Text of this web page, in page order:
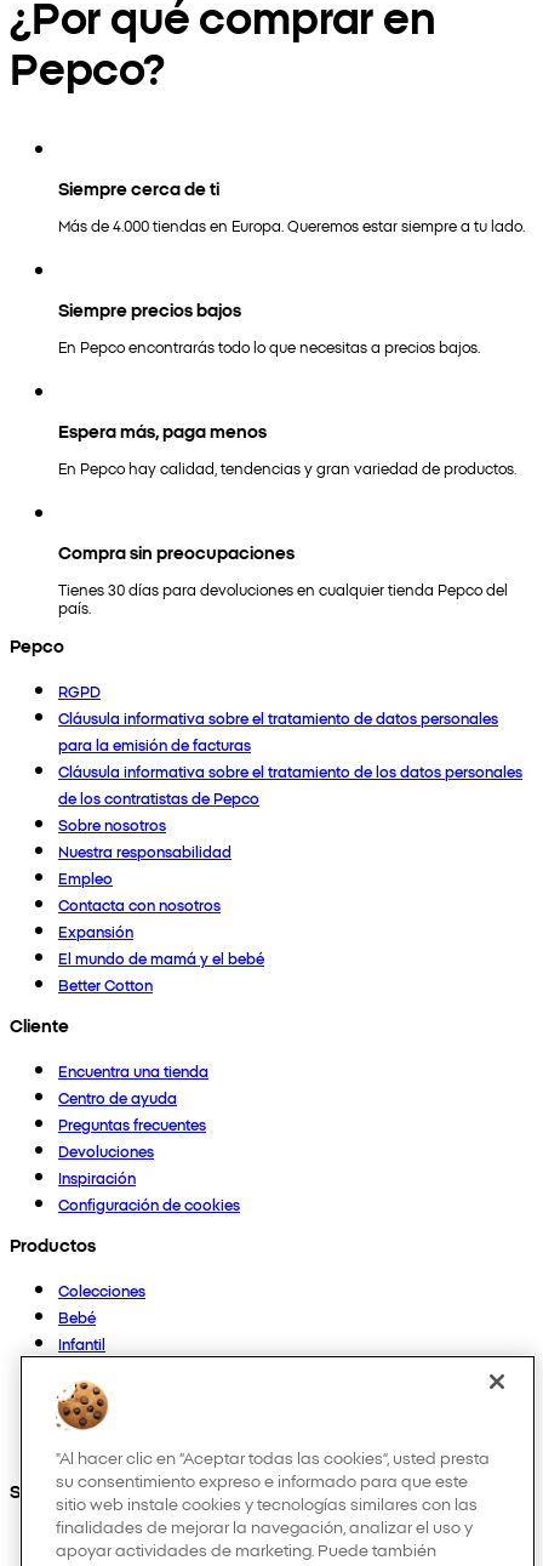
¿Por qué comprar en
Pepco?
Siempre cerca de ti
Más de 4.000 tiendas en Europa. Queremos estar siempre a tu lado.
Siempre precios bajos
En Pepco encontrarás todo lo que necesitas a precios bajos.
Espera más, paga menos
En Pepco hay calidad, tendencias y gran variedad de productos.
Compra sin preocupaciones
Tienes 30 días para devoluciones en cualquier tienda Pepco del
país.
Pepco
RGPD
Cláusula informativa sobre el tratamiento de datos personales
para la emisión de facturas
Cláusula informativa sobre el tratamiento de los datos personales
de los contratistas de Pepco
Sobre nosotros
Nuestra responsabilidad
Empleo
Contacta con nosotros
Expansión
El mundo de mamá y el bebé
Better Cotton
Cliente
Encuentra una tienda
Centro de ayuda
Preguntas frecuentes
Devoluciones
Inspiración
Configuración de cookies
Productos
Colecciones
Bebé
Infantil
Mujer
Hombre
Otros
Síguenos en:
"Al hacer clic en “Aceptar todas las cookies”, usted presta
su consentimiento expreso e informado para que este
sitio web instale cookies y tecnologías similares con las
finalidades de mejorar la navegación, analizar el uso y
apoyar actividades de marketing. Puede también